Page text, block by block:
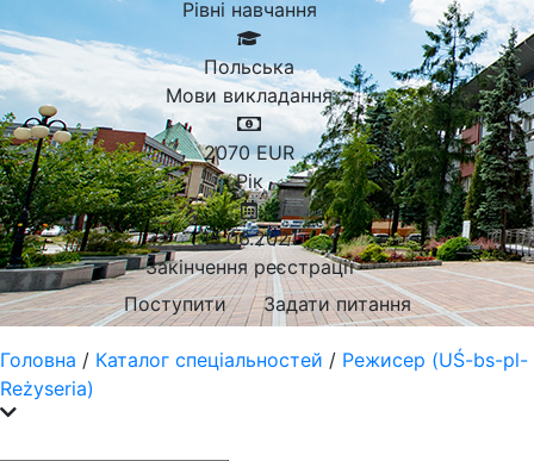
Рівні навчання
Польська
Мови викладання
2070 EUR
Рік
15.06.2021
Закінчення реєстрації
Поступити
Задати питання
Головна / Каталог спеціальностей / Режисер (UŚ-bs-pl-
Reżyseria)